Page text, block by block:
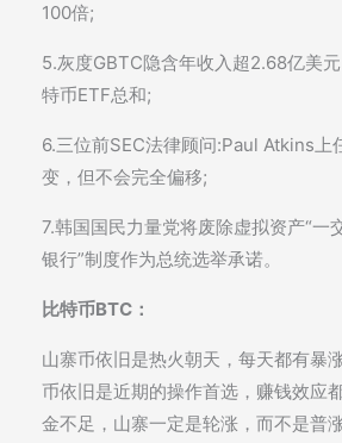
100倍;
5.灰度GBTC隐含年收入超2.68亿美
特币ETF总和;
6.三位前SEC法律顾问:Paul Atkins上
变，但不会完全偏移;
7.韩国国民力量党将废除虚拟资产“一
银行”制度作为总统选举承诺。
比特币BTC：
山寨币依旧是热火朝天，每天都有暴
币依旧是近期的操作首选，赚钱效应
金不足，山寨一定是轮涨，而不是普